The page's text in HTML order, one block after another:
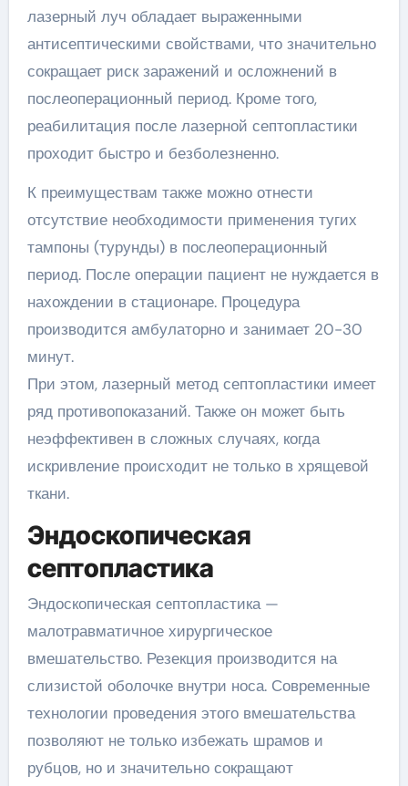
лазерный луч обладает выраженными
антисептическими свойствами, что значительно
сокращает риск заражений и осложнений в
послеоперационный период. Кроме того,
реабилитация после лазерной септопластики
проходит быстро и безболезненно.
К преимуществам также можно отнести
отсутствие необходимости применения тугих
тампоны (турунды) в послеоперационный
период. После операции пациент не нуждается в
нахождении в стационаре. Процедура
производится амбулаторно и занимает 20-30
минут.
При этом, лазерный метод септопластики имеет
ряд противопоказаний. Также он может быть
неэффективен в сложных случаях, когда
искривление происходит не только в хрящевой
ткани.
Эндоскопическая
септопластика
Эндоскопическая септопластика —
малотравматичное хирургическое
вмешательство. Резекция производится на
слизистой оболочке внутри носа. Современные
технологии проведения этого вмешательства
позволяют не только избежать шрамов и
рубцов, но и значительно сокращают